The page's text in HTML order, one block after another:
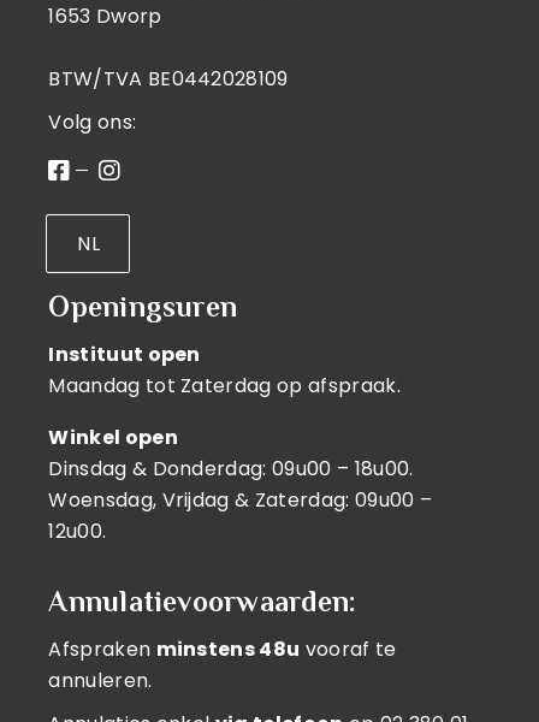
1653 Dworp
BTW/TVA BE0442028109
Volg ons:
NL
Openingsuren
Instituut open
Maandag tot Zaterdag op afspraak.
Winkel open
Dinsdag & Donderdag: 09u00 – 18u00.
Woensdag, Vrijdag & Zaterdag: 09u00 –
12u00.
Annulatievoorwaarden:
Afspraken minstens 48u vooraf te
annuleren.